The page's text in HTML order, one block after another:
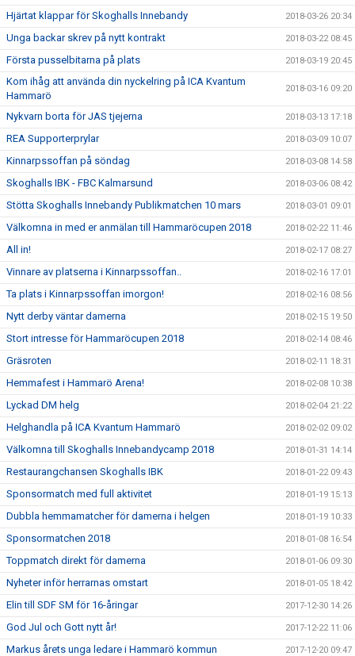
Hjärtat klappar för Skoghalls Innebandy 2018-03-26 20:34
Unga backar skrev på nytt kontrakt 2018-03-22 08:45
Första pusselbitarna på plats 2018-03-19 20:45
Kom ihåg att använda din nyckelring på ICA Kvantum
Hammarö
2018-03-16 09:20
Nykvarn borta för JAS tjejerna 2018-03-13 17:18
REA Supporterprylar 2018-03-09 10:07
Kinnarpssoffan på söndag 2018-03-08 14:58
Skoghalls IBK - FBC Kalmarsund 2018-03-06 08:42
Stötta Skoghalls Innebandy Publikmatchen 10 mars 2018-03-01 09:01
Välkomna in med er anmälan till Hammaröcupen 2018 2018-02-22 11:46
All in! 2018-02-17 08:27
Vinnare av platserna i Kinnarpssoffan.. 2018-02-16 17:01
Ta plats i Kinnarpssoffan imorgon! 2018-02-16 08:56
Nytt derby väntar damerna 2018-02-15 19:50
Stort intresse för Hammaröcupen 2018 2018-02-14 08:46
Gräsroten 2018-02-11 18:31
Hemmafest i Hammarö Arena! 2018-02-08 10:38
Lyckad DM helg 2018-02-04 21:22
Helghandla på ICA Kvantum Hammarö 2018-02-02 09:02
Välkomna till Skoghalls Innebandycamp 2018 2018-01-31 14:14
Restaurangchansen Skoghalls IBK 2018-01-22 09:43
Sponsormatch med full aktivitet 2018-01-19 15:13
Dubbla hemmamatcher för damerna i helgen 2018-01-19 10:33
Sponsormatchen 2018 2018-01-08 16:54
Toppmatch direkt för damerna 2018-01-06 09:30
Nyheter inför herrarnas omstart 2018-01-05 18:42
Elin till SDF SM för 16-åringar 2017-12-30 14:26
God Jul och Gott nytt år! 2017-12-22 11:06
Markus årets unga ledare i Hammarö kommun 2017-12-20 09:47